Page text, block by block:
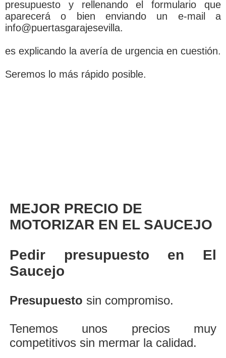
presupuesto y rellenando el formulario que
aparecerá o bien enviando un e-mail a
info@puertasgarajesevilla.
es explicando la avería de urgencia en cuestión.
Seremos lo más rápido posible.
MEJOR PRECIO DE
MOTORIZAR EN EL SAUCEJO
Pedir presupuesto en El
Saucejo
Presupuesto sin compromiso.
Tenemos unos precios muy
competitivos sin mermar la calidad.